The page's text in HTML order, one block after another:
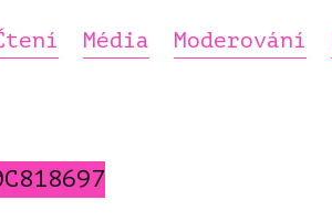
Média Moderování